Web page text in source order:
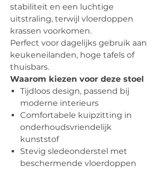
stabiliteit en een luchtige
uitstraling, terwijl vloerdoppen
krassen voorkomen.
Perfect voor dagelijks gebruik aan
keukeneilanden, hoge tafels of
thuisbars.
Waarom kiezen voor deze stoel
Tijdloos design, passend bij
moderne interieurs
Comfortabele kuipzitting in
onderhoudsvriendelijk
kunststof
Stevig sledeonderstel met
beschermende vloerdoppen